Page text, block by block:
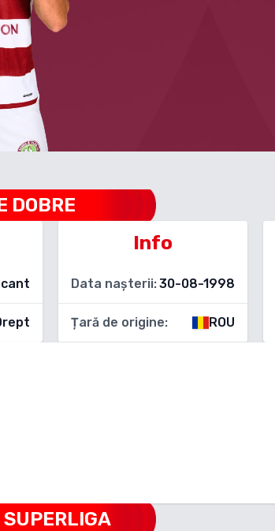
DOBRE
Info
Data nașterii:30-08-1998
Țară de origine: ROU